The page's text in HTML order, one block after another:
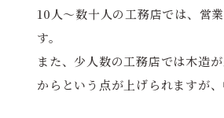
10人～数十人の工務店では、営
す。
また、少人数の工務店では木造
からという点が上げられますが